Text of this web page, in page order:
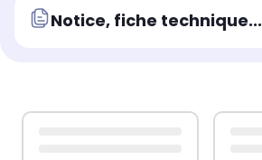
Notice, fiche technique...